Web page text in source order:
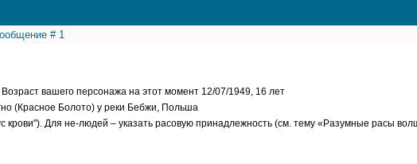
# 1
вашего персонажа на этот момент 12/07/1949, 16 лет
(Красное Болото) у реки Бебжи, Польша
крови"). Для не-людей – указать расовую принадлежность (см. тему «Разумные расы